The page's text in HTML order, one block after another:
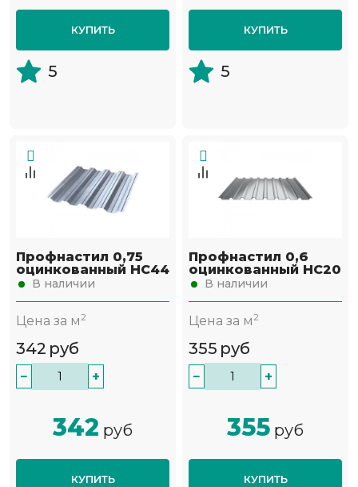
КУПИТЬ
5
КУПИТЬ
5
Профнастил 0,75
оцинкованный НС44
В наличии
Цена за м2
342 руб
− +
342 руб
КУПИТЬ
Профнастил 0,6
оцинкованный НС20
В наличии
Цена за м2
355 руб
− +
355 руб
КУПИТЬ